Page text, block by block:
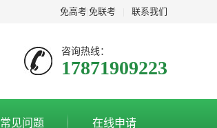
免高考 免联考 联系我们
咨询热线：
17871909223
常见问题 在线申请